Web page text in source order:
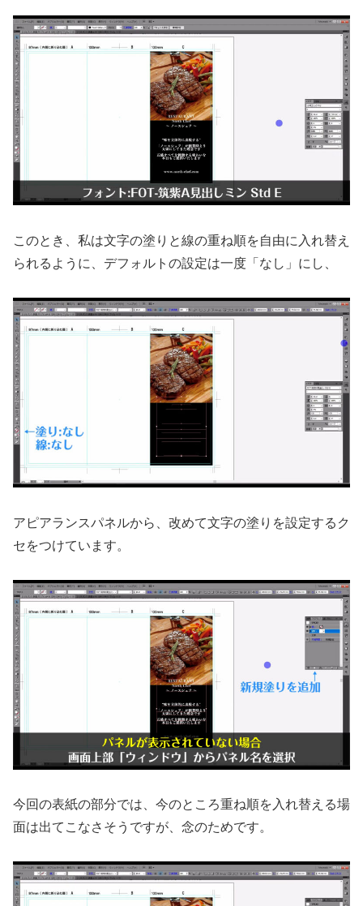
このとき、私は文字の塗りと線の重ね順を自由に入れ替え
られるように、デフォルトの設定は一度「なし」にし、
アピアランスパネルから、改めて文字の塗りを設定するク
セをつけています。
今回の表紙の部分では、今のところ重ね順を入れ替える場
面は出てこなさそうですが、念のためです。